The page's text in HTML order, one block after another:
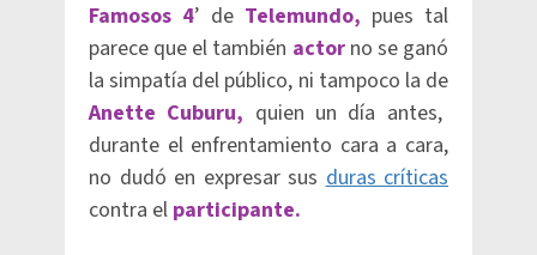
Famosos 4’ de Telemundo, pues tal
parece que el también actor no se ganó
la simpatía del público, ni tampoco la de
Anette Cuburu, quien un día antes,
durante el enfrentamiento cara a cara,
no dudó en expresar susduras críticas
contra el participante.